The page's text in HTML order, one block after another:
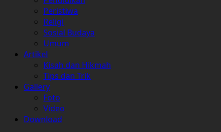
Peristiwa
Religi
Sosial Budaya
Umum
Artikel
Kisah dan Hikmah
Tips dan Trik
Gallery
Foto
Video
Download